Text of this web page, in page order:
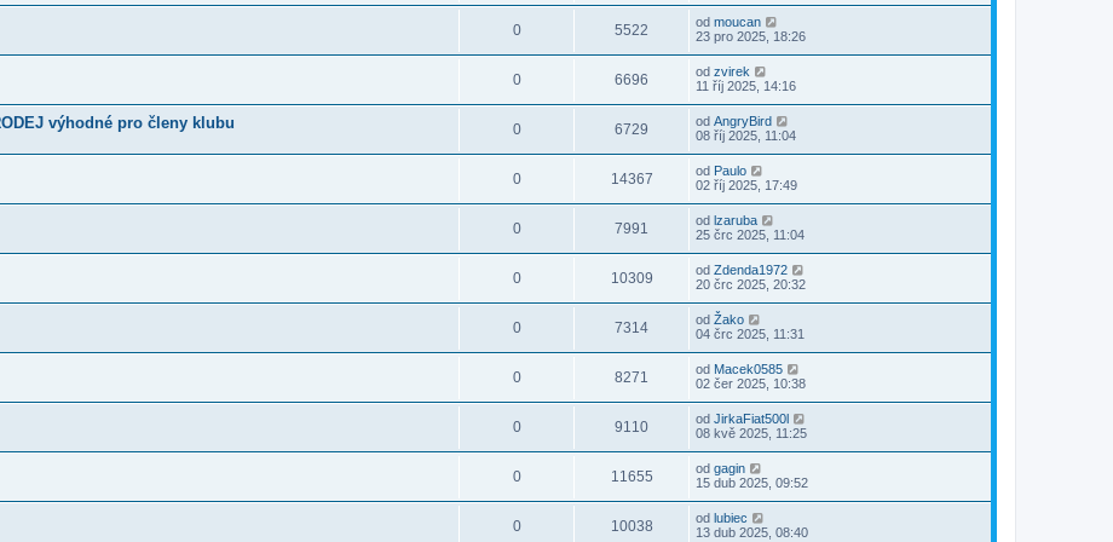
0 5522 od moucan
23 pro 2025, 18:26
0 6696 od zvirek
11 říj 2025, 14:16
výhodné pro členy klubu 0 6729 od AngryBird
08 říj 2025, 11:04
0 14367 od Paulo
02 říj 2025, 17:49
0 7991 od lzaruba
25 črc 2025, 11:04
0 10309 od Zdenda1972
20 črc 2025, 20:32
0 7314 od Žako
04 črc 2025, 11:31
0 8271 od Macek0585
02 čer 2025, 10:38
0 9110 od JirkaFiat500l
08 kvě 2025, 11:25
0 11655 od gagin
15 dub 2025, 09:52
0 10038 od lubiec
13 dub 2025, 08:40